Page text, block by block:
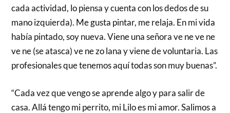
cada actividad, lo piensa y cuenta con los dedos de su
mano izquierda). Me gusta pintar, me relaja. En mi vida
había pintado, soy nueva. Viene una señora ve ne ve ne
ve ne (se atasca) ve ne zo lana y viene de voluntaria. Las
profesionales que tenemos aquí todas son muy buenas”.
“Cada vez que vengo se aprende algo y para salir de
casa. Allá tengo mi perrito, mi Lilo es mi amor. Salimos a